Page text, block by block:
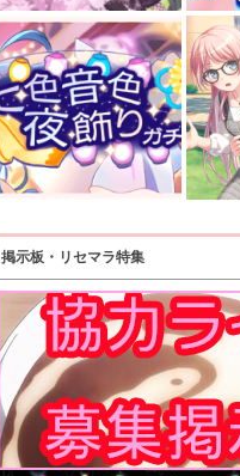
掲示板・リセマラ特集